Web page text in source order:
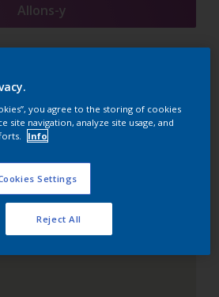
Allons-y
d'Harmonies
Le Blanc Parfait
you agree to the storing of cookies
site navigation, analyze site usage, and
Info
Settings
Reject All